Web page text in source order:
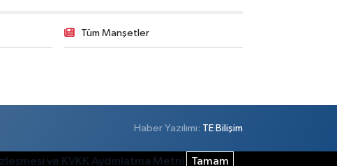
Tüm Manşetler
Haber Yazılımı: TE Bilişim
ve KVKK Aydınlatma Metni Tamam